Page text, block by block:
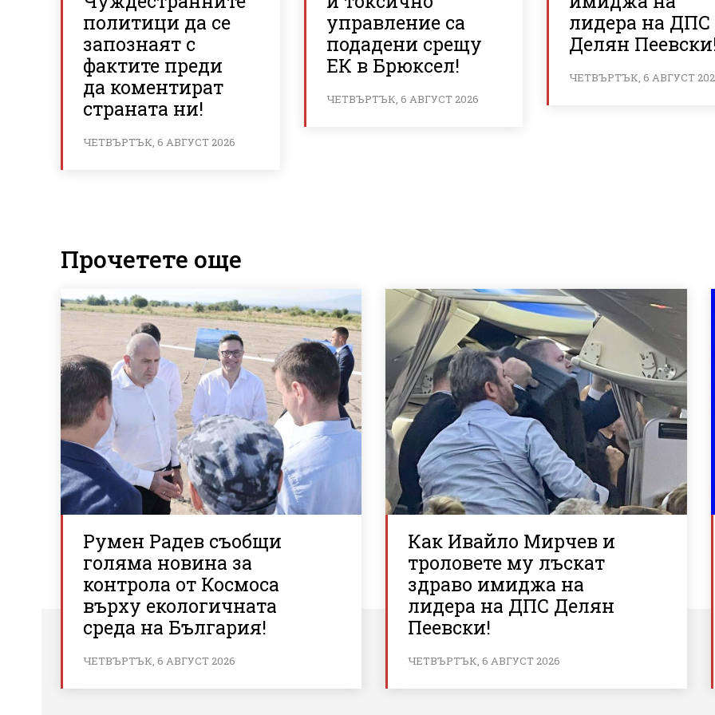
политици да се
запознаят с
фактите преди
да коментират
страната ни!
ЧЕТВЪРТЪК, 6 АВГУСТ 2026
управление са
подадени срещу
ЕК в Брюксел!
ЧЕТВЪРТЪК, 6 АВГУСТ 2026
лидера на ДПС
Делян
ЧЕТВЪРТЪК, 6 АВГУСТ
Прочетете още
Румен Радев съобщи
голяма новина за
контрола от Космоса
върху екологичната
среда на България!
ЧЕТВЪРТЪК, 6 АВГУСТ 2026
Как Ивайло Мирчев и
троловете му лъскат
здраво имиджа на
лидера на ДПС Делян
Пеевски!
ЧЕТВЪРТЪК, 6 АВГУСТ 2026